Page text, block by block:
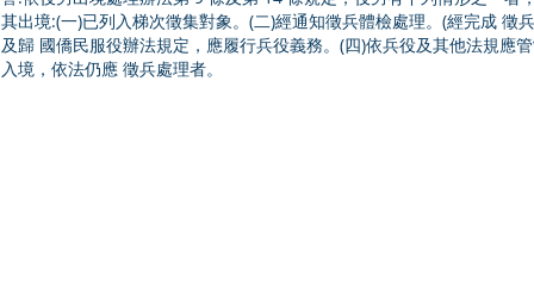
其出境:(一)已列入梯次徵集對象。(二)經通知徵兵體檢處理。(經完成 徵
及歸 國僑民服役辦法規定，應履行兵役義務。(四)依兵役及其他法規應
入境，依法仍應 徵兵處理者。